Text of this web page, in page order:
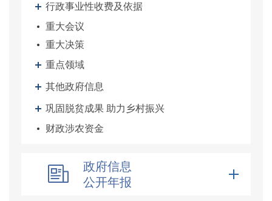
行政事业性收费及依据
重大会议
重大决策
重点领域
其他政府信息
巩固脱贫成果 助力乡村振兴
财政涉农资金
政府信息
公开年报